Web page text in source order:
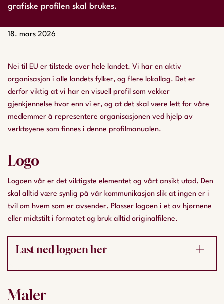
18. mars 2026
grafiske profilen skal brukes.
Nei til EU er tilstede over hele landet. Vi har en aktiv
organisasjon i alle landets fylker, og flere lokallag. Det er
derfor viktig at vi har en visuell profil som vekker
gjenkjennelse hvor enn vi er, og at det skal være lett for våre
medlemmer å representere organisasjonen ved hjelp av
verktøyene som finnes i denne profilmanualen.
Logo
Logoen vår er det viktigste elementet og vårt ansikt utad. Den
skal alltid være synlig på vår kommunikasjon slik at ingen er i
tvil om hvem som er avsender. Plasser logoen i et av hjørnene
eller midtstilt i formatet og bruk alltid originalfilene.
Last ned logoen her
Last ned logoer for Nei til EU, Ungdom mot EU og
uten å miste kvalitet. Bruk den dersom programmet
Maler